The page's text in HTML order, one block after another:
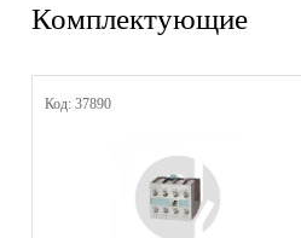
Комплектующие
Код: 37890